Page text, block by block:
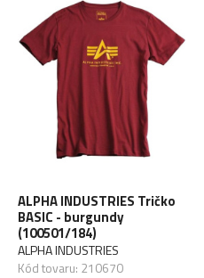
ALPHA INDUSTRIES Tričko
BASIC - burgundy
(100501/184)
ALPHA INDUSTRIES
Kód tovaru: 210670